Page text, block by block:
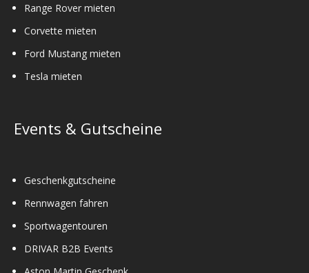
Range Rover mieten
Corvette mieten
Ford Mustang mieten
Tesla mieten
Events & Gutscheine
Geschenkgutscheine
Rennwagen fahren
Sportwagentouren
DRIVAR B2B Events